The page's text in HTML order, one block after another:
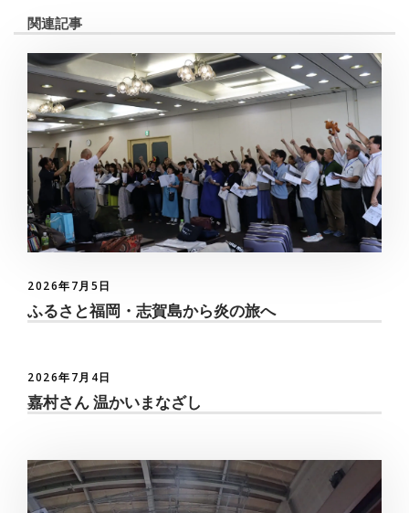
関連記事
2026年7月5日
ふるさと福岡・志賀島から炎の旅へ
2026年7月4日
嘉村さん 温かいまなざし